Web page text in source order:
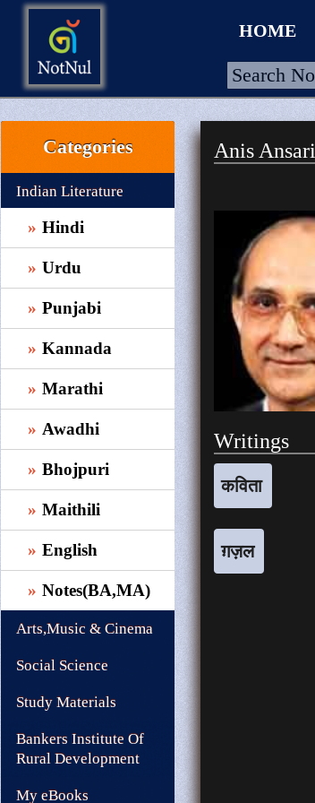
HOME
UPLOAD
WALLET
BLOG
ARRIVALS
CATEGORIES >
HOME
Categories
Indian Literature
Hindi
Urdu
Punjabi
Kannada
Marathi
Awadhi
Bhojpuri
Maithili
English
Notes(BA,MA)
Arts,Music & Cinema
Social Science
Study Materials
Bankers Institute Of
Rural Development
My eBooks
Anis Ansari
Writings
कविता
ग़ज़ल